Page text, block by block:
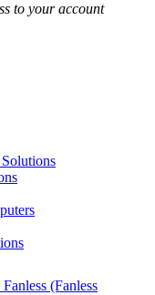
to your account
(Fanless